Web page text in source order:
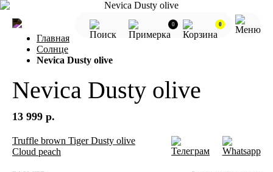
0 0
Главная
Солнце
Nevica Dusty olive
Nevica Dusty olive
13 999 р.
Truffle brown Tiger Dusty olive
Cloud peach